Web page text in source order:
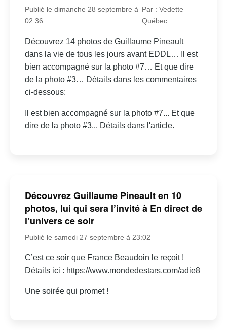
Publié le dimanche 28 septembre à
02:36
Par : Vedette
Québec
Découvrez 14 photos de Guillaume Pineault
dans la vie de tous les jours avant EDDL… Il est
bien accompagné sur la photo #7… Et que dire
de la photo #3… Détails dans les commentaires
ci-dessous:
Il est bien accompagné sur la photo #7... Et que
dire de la photo #3... Détails dans l'article.
Découvrez Guillaume Pineault en 10
photos, lui qui sera l’invité à En direct de
l’univers ce soir
Publié le samedi 27 septembre à 23:02
C’est ce soir que France Beaudoin le reçoit !
Détails ici : https://www.mondedestars.com/adie8
Une soirée qui promet !